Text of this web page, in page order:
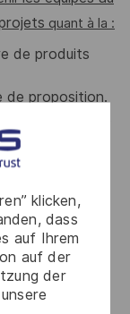
klicken,
dass
auf Ihrem
auf der
der
quant à la :
de produits
de proposition.
les outils PLM,
un, des clients
pays